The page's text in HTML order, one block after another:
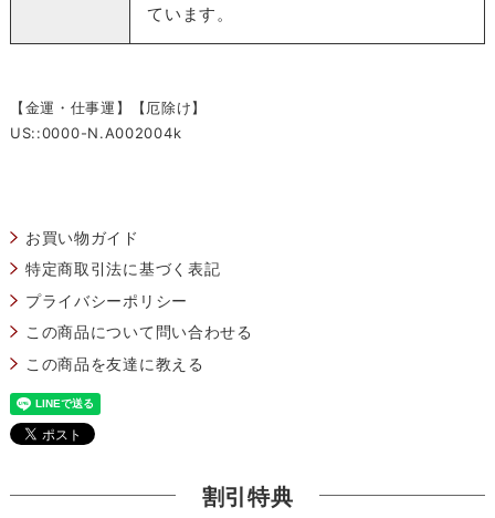
ています。
【金運・仕事運】【厄除け】
US::0000-N.A002004k
お買い物ガイド
特定商取引法に基づく表記
プライバシーポリシー
この商品について問い合わせる
この商品を友達に教える
割引特典